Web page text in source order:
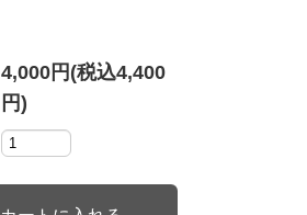
4,000円(税込4,400
円)